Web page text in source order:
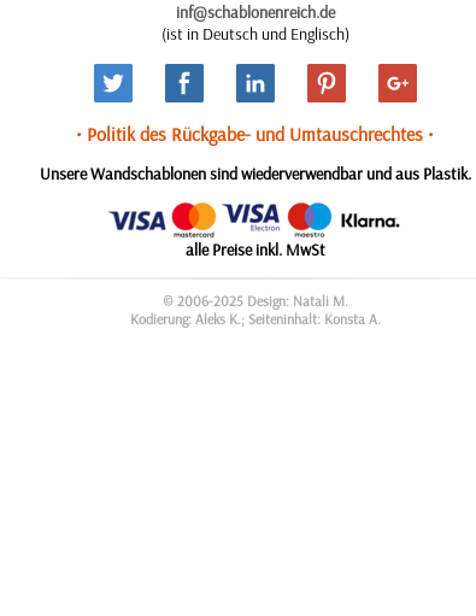
inf@schablonenreich.de
(ist in Deutsch und Englisch)
• Politik des Rückgabe- und Umtauschrechtes •
Unsere Wandschablonen sind wiederverwendbar und aus Plastik.
alle Preise inkl. MwSt
© 2006-2025 Design: Natali M.
Kodierung: Aleks K.; Seiteninhalt: Konsta A.